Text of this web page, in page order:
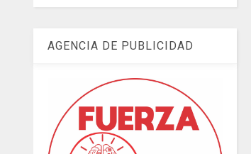
AGENCIA DE PUBLICIDAD